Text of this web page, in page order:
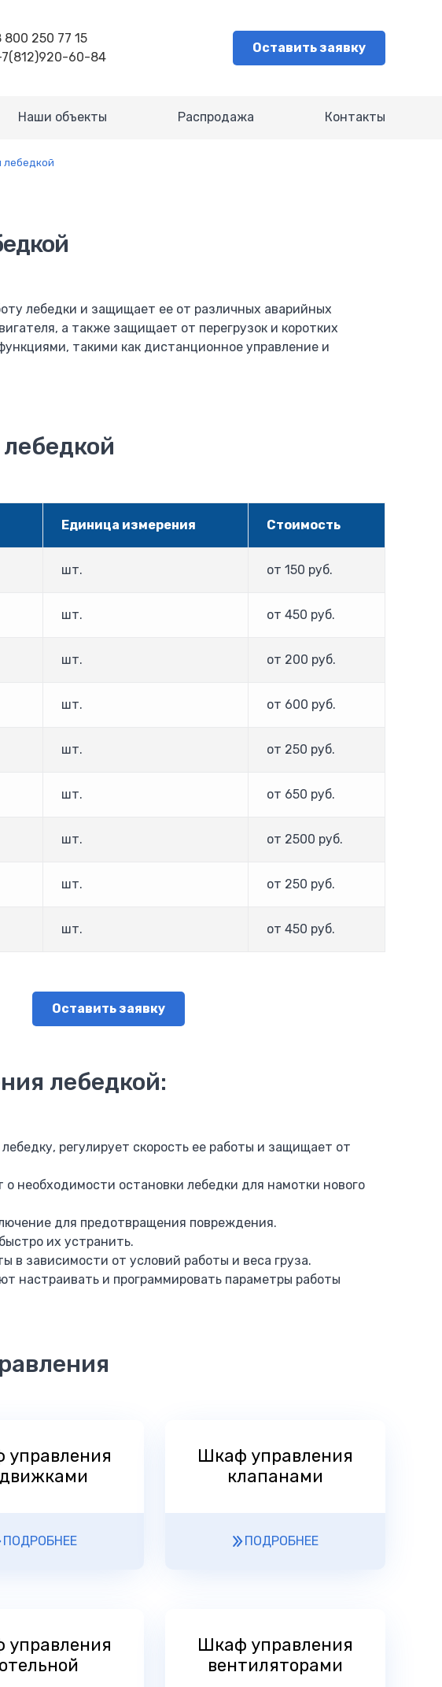
800 250 77 15
60-84
Оставить заявку
Наши объекты Распродажа Контакты
лебедкой
лебедки и защищает ее от различных аварийных
а также защищает от перегрузок и коротких
такими как дистанционное управление и
Единица измерения Стоимость
шт. от 150 руб.
шт. от 450 руб.
шт. от 200 руб.
шт. от 600 руб.
шт. от 250 руб.
шт. от 650 руб.
шт. от 2500 руб.
шт. от 250 руб.
шт. от 450 руб.
Оставить заявку
лебедкой:
регулирует скорость ее работы и защищает от
необходимости остановки лебедки для намотки нового
для предотвращения повреждения.
их устранить.
в зависимости от условий работы и веса груза.
настраивать и программировать параметры работы
управления
ПОДРОБНЕЕ
Шкаф управления
клапанами
ПОДРОБНЕЕ
управления
Шкаф управления
вентиляторами